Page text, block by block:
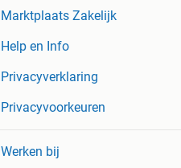
Marktplaats Zakelijk
Help en Info
Privacyverklaring
Privacyvoorkeuren
Werken bij